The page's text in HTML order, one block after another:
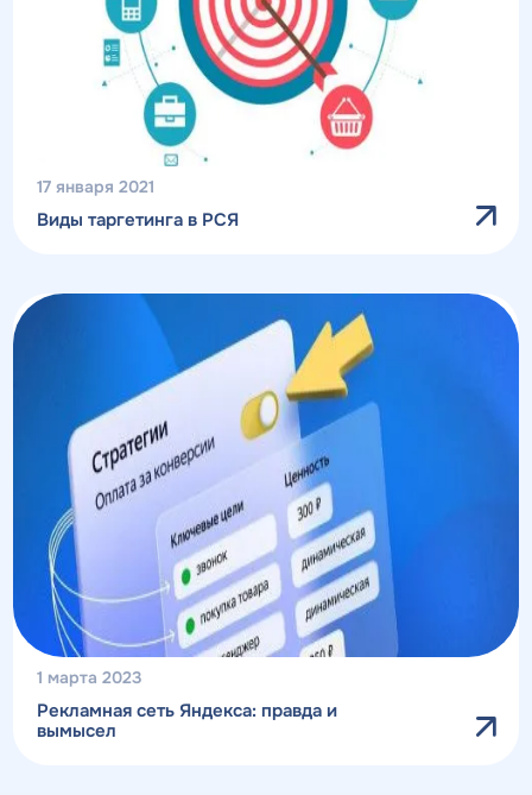
17 января 2021
Виды таргетинга в РСЯ
1 марта 2023
Рекламная сеть Яндекса: правда и
вымысел